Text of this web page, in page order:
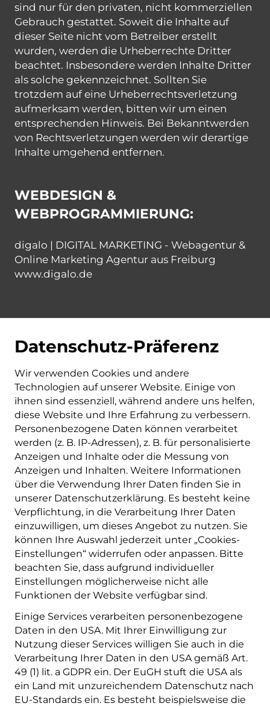
sind nur für den privaten, nicht kommerziellen
Gebrauch gestattet. Soweit die Inhalte auf
dieser Seite nicht vom Betreiber erstellt
wurden, werden die Urheberrechte Dritter
beachtet. Insbesondere werden Inhalte Dritter
als solche gekennzeichnet. Sollten Sie
trotzdem auf eine Urheberrechtsverletzung
aufmerksam werden, bitten wir um einen
entsprechenden Hinweis. Bei Bekanntwerden
von Rechtsverletzungen werden wir derartige
Inhalte umgehend entfernen.
WEBDESIGN &
WEBPROGRAMMIERUNG:
digalo | DIGITAL MARKETING - Webagentur &
Online Marketing Agentur aus Freiburg
www.digalo.de
Datenschutz-Präferenz
Wir verwenden Cookies und andere
Technologien auf unserer Website. Einige von
ihnen sind essenziell, während andere uns helfen,
diese Website und Ihre Erfahrung zu verbessern.
Personenbezogene Daten können verarbeitet
werden (z. B. IP-Adressen), z. B. für personalisierte
Anzeigen und Inhalte oder die Messung von
Anzeigen und Inhalten. Weitere Informationen
über die Verwendung Ihrer Daten finden Sie in
unserer Datenschutzerklärung. Es besteht keine
Verpflichtung, in die Verarbeitung Ihrer Daten
einzuwilligen, um dieses Angebot zu nutzen. Sie
können Ihre Auswahl jederzeit unter „Cookies-
Einstellungen“ widerrufen oder anpassen. Bitte
beachten Sie, dass aufgrund individueller
Einstellungen möglicherweise nicht alle
Funktionen der Website verfügbar sind.
Einige Services verarbeiten personenbezogene
Daten in den USA. Mit Ihrer Einwilligung zur
Nutzung dieser Services willigen Sie auch in die
Verarbeitung Ihrer Daten in den USA gemäß Art.
49 (1) lit. a GDPR ein. Der EuGH stuft die USA als
ein Land mit unzureichendem Datenschutz nach
EU-Standards ein. Es besteht beispielsweise die